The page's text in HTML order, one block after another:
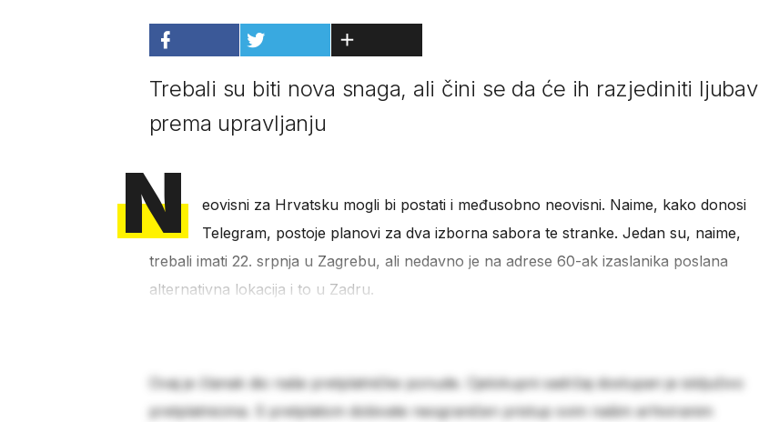
Trebali su biti nova snaga, ali čini se da će ih razjediniti ljubav
prema upravljanju
N
eovisni za Hrvatsku mogli bi postati i međusobno neovisni. Naime, kako donosi
Telegram, postoje planovi za dva izborna sabora te stranke. Jedan su, naime,
trebali imati 22. srpnja u Zagrebu, ali nedavno je na adrese 60-ak izaslanika poslana
alternativna lokacija i to u Zadru.
Ovaj je članak dio naše pretplatničke ponude. Cjelokupni sadržaj dostupan je isključivo
pretplatnicima. S pretplatom dobivate neograničen pristup svim našim arhiviranim